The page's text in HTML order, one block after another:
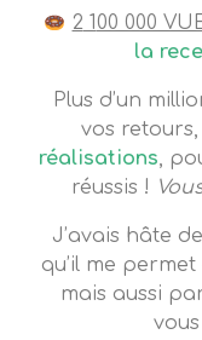
21 00 000
la
Plus d’un
vos
réalisations,
réussis !
J’avais hâte
qu’il me
mais aussi
vous